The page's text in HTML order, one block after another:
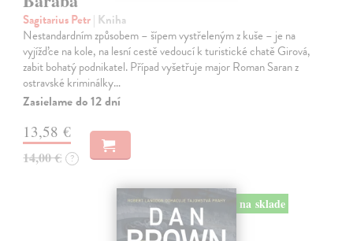
Sagitarius Petr| Kniha
Nestandardním způsobem – šípem vystřeleným z kuše – je na
vyjížďce na kole, na lesní cestě vedoucí k turistické chatě Girová,
zabit bohatý podnikatel. Případ vyšetřuje major Roman Saran z
ostravské kriminálky…
Zasielame do 12 dní
13,58 €
14,00 € ?
na sklade